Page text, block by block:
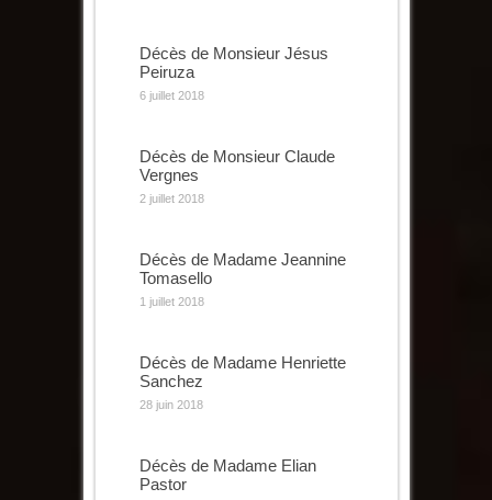
Décès de Monsieur Jésus
Peiruza
6 juillet 2018
Décès de Monsieur Claude
Vergnes
2 juillet 2018
Décès de Madame Jeannine
Tomasello
1 juillet 2018
Décès de Madame Henriette
Sanchez
28 juin 2018
Décès de Madame Elian
Pastor